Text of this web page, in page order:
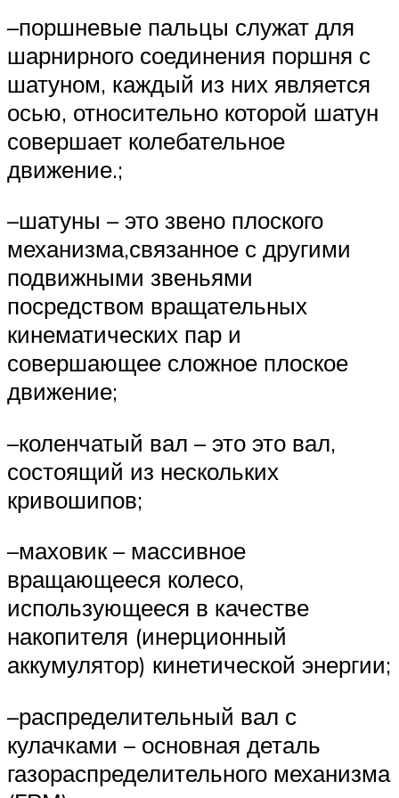
–поршневые пальцы служат для
шарнирного соединения поршня с
шатуном, каждый из них является
осью, относительно которой шатун
совершает колебательное
движение.;
–шатуны – это звено плоского
механизма,связанное с другими
подвижными звеньями
посредством вращательных
кинематических пар и
совершающее сложное плоское
движение;
–коленчатый вал – это это вал,
состоящий из нескольких
кривошипов;
–маховик – массивное
вращающееся колесо,
использующееся в качестве
накопителя (инерционный
аккумулятор) кинетической энергии;
–распределительный вал с
кулачками – основная деталь
газораспределительного механизма